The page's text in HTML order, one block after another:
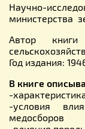
Научно-
министерства
Автор
Год издания:
В книге
-
-условия
медосборов